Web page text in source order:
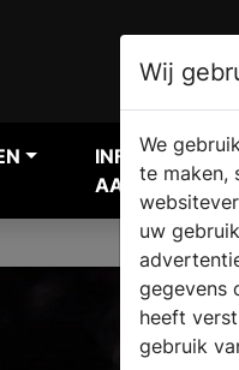
INFORMATIE
AANVRAGEN
Wij
We
te maken,
uw
gegevens
heeft
gebruik